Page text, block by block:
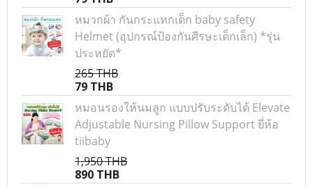
หมวกผ้า กันกระแทกเด็ก baby safety
Helmet (อุปกรณ์ป้องกันศีรษะเด็กเล็ก) *รุ่น
ประหยัด*
265 THB
79 THB
หมอนรองให้นมลูก แบบปรับระดับได้ Elevate
Adjustable Nursing Pillow Support ยี่ห้อ
tiibaby
1,950 THB
890 THB